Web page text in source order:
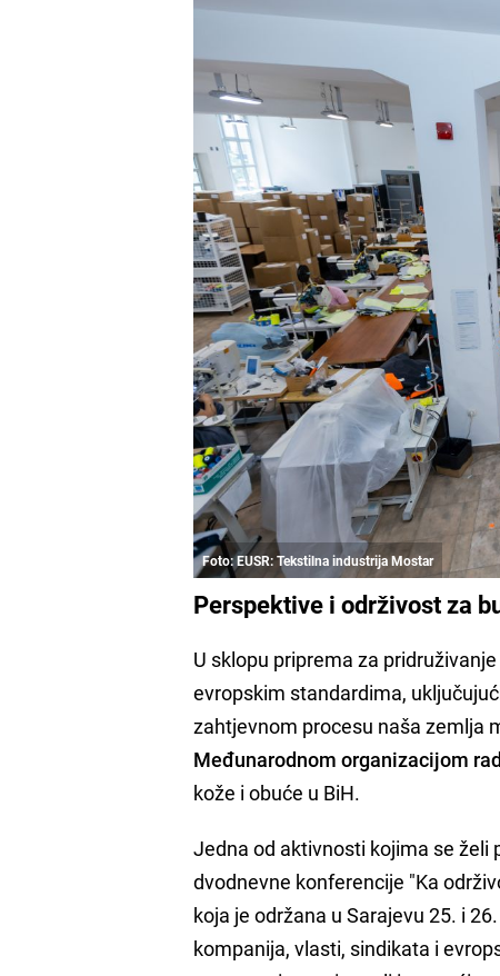
Foto: EUSR: Tekstilna industrija Mostar
Perspektive i održivost za
U sklopu priprema za
evropskim standardima,
zahtjevnom procesu naša zemlja
Međunarodnom organizacijom
kože i obuće u BiH.
Jedna od aktivnosti kojima se želi
dvodnevne konferencije "Ka
koja je održana u Sarajevu 25. i
kompanija, vlasti, sindikata i